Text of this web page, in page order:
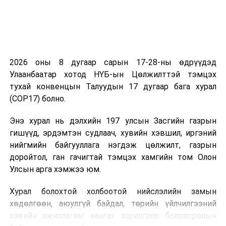
2026 оны 8 дугаар сарын 17-28-ны өдрүүдэд
Улаанбаатар хотод НҮБ-ын Цөлжилттэй тэмцэх
тухай конвенцын Талуудын 17 дугаар бага хурал
(COP17) болно.
Энэ хурал нь дэлхийн 197 улсын Засгийн газрын
гишүүд, эрдэмтэн судлаач, хувийн хэвшил, иргэний
нийгмийн байгууллага нэгдэж цөлжилт, газрын
доройтол, ган гачигтай тэмцэх хамгийн том Олон
Улсын арга хэмжээ юм.
Хурал болохтой холбоотой нийслэлийн замын
хөдөлгөөн, аюулгүй байдал, төрийн үйлчилгээний
хэвийн ажиллагааг хангах зорилгоор боловсролын